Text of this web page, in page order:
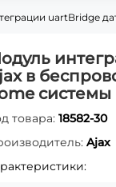
uartBridge
в
системы
товара:18582-30
Ajax